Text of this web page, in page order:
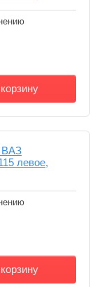
ВАЗ
левое,